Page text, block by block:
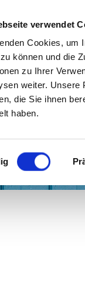
verwendet
Cookies, um
können und die
zu Ihrer
weiter.
die Sie ihnen
haben.
Suchen